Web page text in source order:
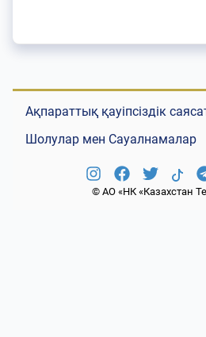
Ақпараттық қауіпсіздік
Шолулар мен Сауалнамалар
© АО «НК «Казахстан